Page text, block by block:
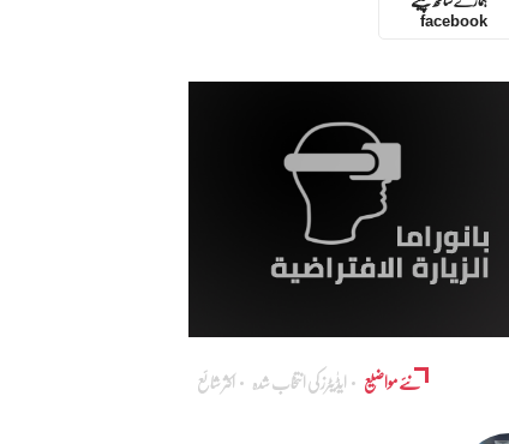
facebook
نئے مواضیع ایڈٰیٹرز کی انتخاب شدہ اکثر شائع